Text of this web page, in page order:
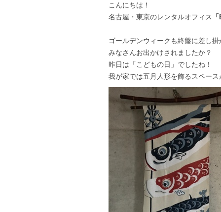
こんにちは！
名古屋・東京のレンタルオフィス
ゴールデンウィークも終盤に差し
みなさんお出かけされましたか？
昨日は「こどもの日」でしたね！
我が家では五月人形を飾るスペー